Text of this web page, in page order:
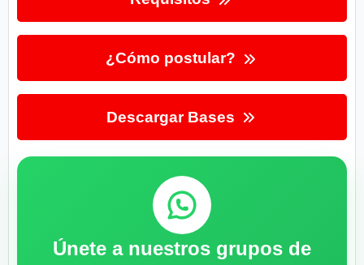
¿Cómo postular?
Descargar Bases
Únete a nuestros grupos de